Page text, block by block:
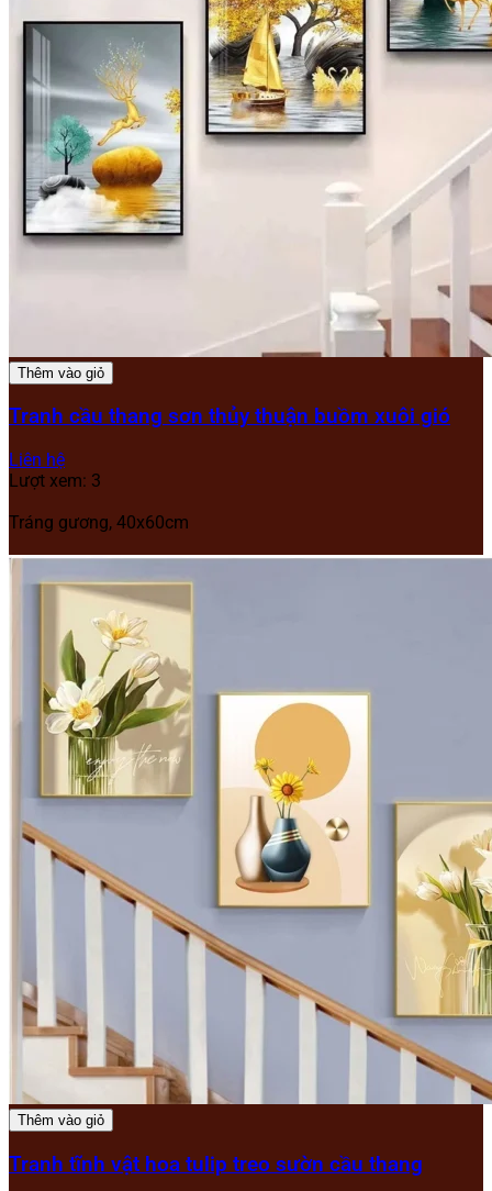
Thêm vào giỏ
Tranh cầu thang sơn thủy thuận buồm xuôi gió
Liên hệ
Lượt xem: 3
Tráng gương, 40x60cm
Thêm vào giỏ
Tranh tĩnh vật hoa tulip treo sườn cầu thang